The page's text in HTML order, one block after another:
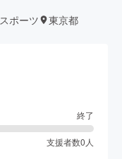
スポーツ 東京都
終了
支援者数0 人